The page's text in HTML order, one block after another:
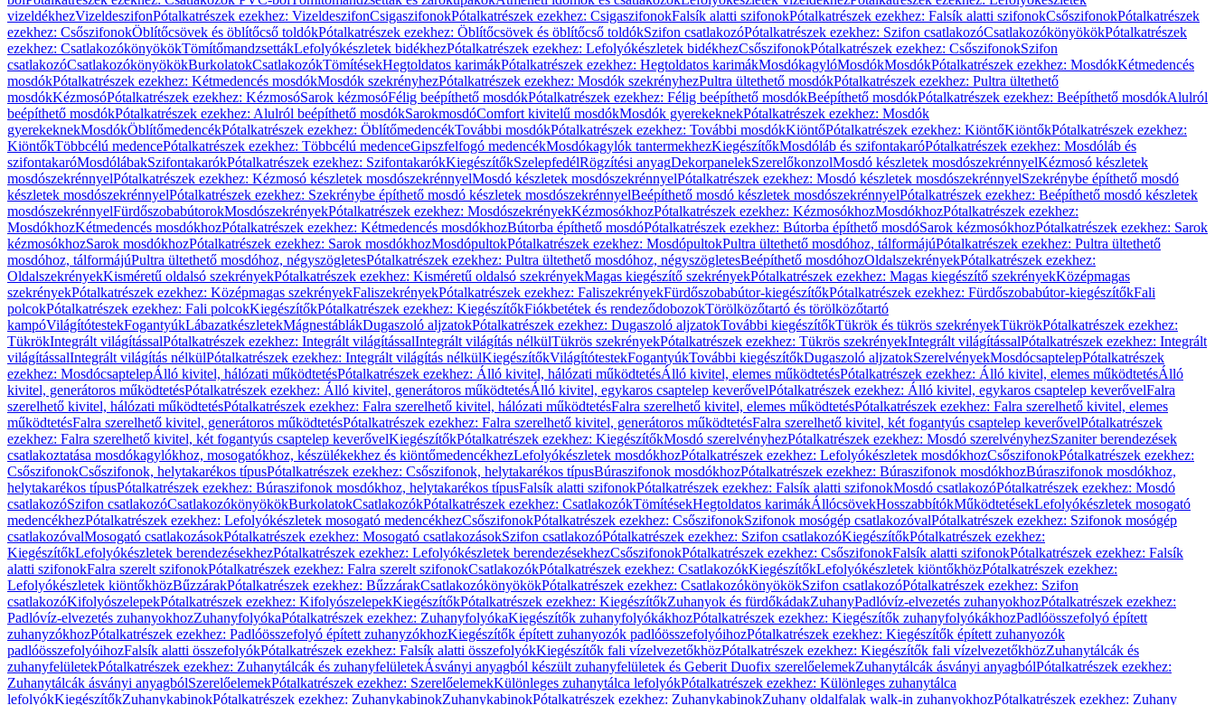
vizeldékhezVizeldeszifonPótalkatrészek ezekhez: VizeldeszifonCsigaszifonokPótalkatrészek ezekhez: CsigaszifonokFalsík alatti szifonokPótalkatrészek ezekhez: Falsík alatti szifonokCsőszifonokPótalkatrészek
ezekhez: CsőszifonokÖblítőcsövek és öblítőcső toldókPótalkatrészek ezekhez: Öblítőcsövek és öblítőcső toldókSzifon csatlakozóPótalkatrészek ezekhez: Szifon csatlakozóCsatlakozókönyökökPótalkatrészek
ezekhez: CsatlakozókönyökökTömítőmandzsettákLefolyókészletek bidékhezPótalkatrészek ezekhez: Lefolyókészletek bidékhezCsőszifonokPótalkatrészek ezekhez: CsőszifonokSzifon
csatlakozóCsatlakozókönyökökBurkolatokCsatlakozókTömítésekHegtoldatos karimákPótalkatrészek ezekhez: Hegtoldatos karimákMosdókagylóMosdókMosdókPótalkatrészek ezekhez: MosdókKétmedencés
mosdókPótalkatrészek ezekhez: Kétmedencés mosdókMosdók szekrényhezPótalkatrészek ezekhez: Mosdók szekrényhezPultra ültethető mosdókPótalkatrészek ezekhez: Pultra ültethető
mosdókKézmosóPótalkatrészek ezekhez: KézmosóSarok kézmosóFélig beépíthető mosdókPótalkatrészek ezekhez: Félig beépíthető mosdókBeépíthető mosdókPótalkatrészek ezekhez: Beépíthető mosdókAlulról
beépíthető mosdókPótalkatrészek ezekhez: Alulról beépíthető mosdókSarokmosdóComfort kivitelű mosdókMosdók gyerekeknekPótalkatrészek ezekhez: Mosdók
gyerekeknekMosdókÖblítőmedencékPótalkatrészek ezekhez: ÖblítőmedencékTovábbi mosdókPótalkatrészek ezekhez: További mosdókKiöntőPótalkatrészek ezekhez: KiöntőKiöntőkPótalkatrészek ezekhez:
KiöntőkTöbbcélú medencePótalkatrészek ezekhez: Többcélú medenceGipszfelfogó medencékMosdókagylók tantermekhezKiegészítőkMosdóláb és szifontakaróPótalkatrészek ezekhez: Mosdóláb és
szifontakaróMosdólábakSzifontakarókPótalkatrészek ezekhez: SzifontakarókKiegészítőkSzelepfedélRögzítési anyagDekorpanelekSzerelőkonzolMosdó készletek mosdószekrénnyelKézmosó készletek
mosdószekrénnyelPótalkatrészek ezekhez: Kézmosó készletek mosdószekrénnyelMosdó készletek mosdószekrénnyelPótalkatrészek ezekhez: Mosdó készletek mosdószekrénnyelSzekrénybe építhető mosdó
készletek mosdószekrénnyelPótalkatrészek ezekhez: Szekrénybe építhető mosdó készletek mosdószekrénnyelBeépíthető mosdó készletek mosdószekrénnyelPótalkatrészek ezekhez: Beépíthető mosdó készletek
mosdószekrénnyelFürdőszobabútorokMosdószekrényekPótalkatrészek ezekhez: MosdószekrényekKézmosókhozPótalkatrészek ezekhez: KézmosókhozMosdókhozPótalkatrészek ezekhez:
MosdókhozKétmedencés mosdókhozPótalkatrészek ezekhez: Kétmedencés mosdókhozBútorba építhető mosdóPótalkatrészek ezekhez: Bútorba építhető mosdóSarok kézmosókhozPótalkatrészek ezekhez: Sarok
kézmosókhozSarok mosdókhozPótalkatrészek ezekhez: Sarok mosdókhozMosdópultokPótalkatrészek ezekhez: MosdópultokPultra ültethető mosdóhoz, tálformájúPótalkatrészek ezekhez: Pultra ültethető
mosdóhoz, tálformájúPultra ültethető mosdóhoz, négyszögletesPótalkatrészek ezekhez: Pultra ültethető mosdóhoz, négyszögletesBeépíthető mosdóhozOldalszekrényekPótalkatrészek ezekhez:
OldalszekrényekKisméretű oldalsó szekrényekPótalkatrészek ezekhez: Kisméretű oldalsó szekrényekMagas kiegészítő szekrényekPótalkatrészek ezekhez: Magas kiegészítő szekrényekKözépmagas
szekrényekPótalkatrészek ezekhez: Középmagas szekrényekFaliszekrényekPótalkatrészek ezekhez: FaliszekrényekFürdőszobabútor-kiegészítőkPótalkatrészek ezekhez: Fürdőszobabútor-kiegészítőkFali
polcokPótalkatrészek ezekhez: Fali polcokKiegészítőkPótalkatrészek ezekhez: KiegészítőkFiókbetétek és rendeződobozokTörölközőtartó és törölközőtartó
kampóVilágítótestekFogantyúkLábazatkészletekMágnestáblákDugaszoló aljzatokPótalkatrészek ezekhez: Dugaszoló aljzatokTovábbi kiegészítőkTükrök és tükrös szekrényekTükrökPótalkatrészek ezekhez:
TükrökIntegrált világítássalPótalkatrészek ezekhez: Integrált világítássalIntegrált világítás nélkülTükrös szekrényekPótalkatrészek ezekhez: Tükrös szekrényekIntegrált világítássalPótalkatrészek ezekhez: Integrált
világítássalIntegrált világítás nélkülPótalkatrészek ezekhez: Integrált világítás nélkülKiegészítőkVilágítótestekFogantyúkTovábbi kiegészítőkDugaszoló aljzatokSzerelvényekMosdócsaptelepPótalkatrészek
ezekhez: MosdócsaptelepÁlló kivitel, hálózati működtetésPótalkatrészek ezekhez: Álló kivitel, hálózati működtetésÁlló kivitel, elemes működtetésPótalkatrészek ezekhez: Álló kivitel, elemes működtetésÁlló
kivitel, generátoros működtetésPótalkatrészek ezekhez: Álló kivitel, generátoros működtetésÁlló kivitel, egykaros csaptelep keverővelPótalkatrészek ezekhez: Álló kivitel, egykaros csaptelep keverővelFalra
szerelhető kivitel, hálózati működtetésPótalkatrészek ezekhez: Falra szerelhető kivitel, hálózati működtetésFalra szerelhető kivitel, elemes működtetésPótalkatrészek ezekhez: Falra szerelhető kivitel, elemes
működtetésFalra szerelhető kivitel, generátoros működtetésPótalkatrészek ezekhez: Falra szerelhető kivitel, generátoros működtetésFalra szerelhető kivitel, két fogantyús csaptelep keverővelPótalkatrészek
ezekhez: Falra szerelhető kivitel, két fogantyús csaptelep keverővelKiegészítőkPótalkatrészek ezekhez: KiegészítőkMosdó szerelvényhezPótalkatrészek ezekhez: Mosdó szerelvényhezSzaniter berendezések
csatlakoztatása mosdókagylókhoz, mosogatókhoz, készülékekhez és kiöntőmedencékhezLefolyókészletek mosdókhozPótalkatrészek ezekhez: Lefolyókészletek mosdókhozCsőszifonokPótalkatrészek ezekhez:
CsőszifonokCsőszifonok, helytakarékos típusPótalkatrészek ezekhez: Csőszifonok, helytakarékos típusBúraszifonok mosdókhozPótalkatrészek ezekhez: Búraszifonok mosdókhozBúraszifonok mosdókhoz,
helytakarékos típusPótalkatrészek ezekhez: Búraszifonok mosdókhoz, helytakarékos típusFalsík alatti szifonokPótalkatrészek ezekhez: Falsík alatti szifonokMosdó csatlakozóPótalkatrészek ezekhez: Mosdó
csatlakozóSzifon csatlakozóCsatlakozókönyökökBurkolatokCsatlakozókPótalkatrészek ezekhez: CsatlakozókTömítésekHegtoldatos karimákÁllócsövekHosszabbítókMűködtetésekLefolyókészletek mosogató
medencékhezPótalkatrészek ezekhez: Lefolyókészletek mosogató medencékhezCsőszifonokPótalkatrészek ezekhez: CsőszifonokSzifonok mosógép csatlakozóvalPótalkatrészek ezekhez: Szifonok mosógép
csatlakozóvalMosogató csatlakozásokPótalkatrészek ezekhez: Mosogató csatlakozásokSzifon csatlakozóPótalkatrészek ezekhez: Szifon csatlakozóKiegészítőkPótalkatrészek ezekhez:
KiegészítőkLefolyókészletek berendezésekhezPótalkatrészek ezekhez: Lefolyókészletek berendezésekhezCsőszifonokPótalkatrészek ezekhez: CsőszifonokFalsík alatti szifonokPótalkatrészek ezekhez: Falsík
alatti szifonokFalra szerelt szifonokPótalkatrészek ezekhez: Falra szerelt szifonokCsatlakozókPótalkatrészek ezekhez: CsatlakozókKiegészítőkLefolyókészletek kiöntőkhözPótalkatrészek ezekhez:
Lefolyókészletek kiöntőkhözBűzzárakPótalkatrészek ezekhez: BűzzárakCsatlakozókönyökökPótalkatrészek ezekhez: CsatlakozókönyökökSzifon csatlakozóPótalkatrészek ezekhez: Szifon
csatlakozóKifolyószelepekPótalkatrészek ezekhez: KifolyószelepekKiegészítőkPótalkatrészek ezekhez: KiegészítőkZuhanyok és fürdőkádakZuhanyPadlóvíz-elvezetés zuhanyokhozPótalkatrészek ezekhez:
Padlóvíz-elvezetés zuhanyokhozZuhanyfolyókaPótalkatrészek ezekhez: ZuhanyfolyókaKiegészítők zuhanyfolyókákhozPótalkatrészek ezekhez: Kiegészítők zuhanyfolyókákhozPadlóösszefolyó épített
zuhanyzókhozPótalkatrészek ezekhez: Padlóösszefolyó épített zuhanyzókhozKiegészítők épített zuhanyozók padlóösszefolyóihozPótalkatrészek ezekhez: Kiegészítők épített zuhanyozók
padlóösszefolyóihozFalsík alatti összefolyókPótalkatrészek ezekhez: Falsík alatti összefolyókKiegészítők fali vízelvezetőkhözPótalkatrészek ezekhez: Kiegészítők fali vízelvezetőkhözZuhanytálcák és
zuhanyfelületekPótalkatrészek ezekhez: Zuhanytálcák és zuhanyfelületekÁsványi anyagból készült zuhanyfelületek és Geberit Duofix szerelőelemekZuhanytálcák ásványi anyagbólPótalkatrészek ezekhez:
Zuhanytálcák ásványi anyagbólSzerelőelemekPótalkatrészek ezekhez: SzerelőelemekKülönleges zuhanytálca lefolyókPótalkatrészek ezekhez: Különleges zuhanytálca
lefolyókKiegészítőkZuhanykabinokPótalkatrészek ezekhez: ZuhanykabinokZuhanykabinokPótalkatrészek ezekhez: ZuhanykabinokZuhany oldalfalak walk-in zuhanyokhozPótalkatrészek ezekhez: Zuhany